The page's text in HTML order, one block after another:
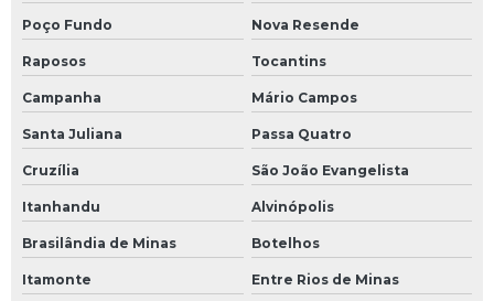
Poço Fundo Nova Resende
Raposos Tocantins
Campanha Mário Campos
Santa Juliana Passa Quatro
Cruzília São João Evangelista
Itanhandu Alvinópolis
Brasilândia de Minas Botelhos
Itamonte Entre Rios de Minas